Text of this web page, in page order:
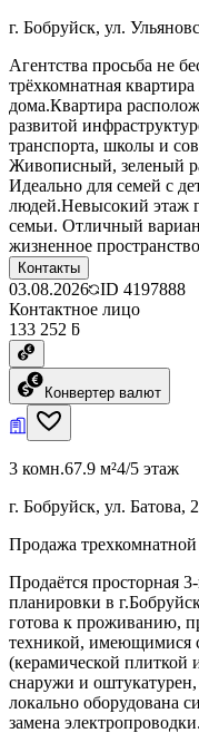
г. Бобруйск, ул.
Агентства просьба не
трёхкомнатная
дома.Квартира
развитой
транспорта, школы и
Живописный, зеленый
Идеально для семей с
людей.Невысокий этаж
семьи. Отличный
жизненное пространство
Контакты
03.08.2026 ID 4197888
Контактное лицо
133 252 ƃ
Конвертер валют
3 комн.67.9 м²4/5 этаж
г. Бобруйск, ул. Батова,
Продажа
Продаётся просторная
планировки в
готова к проживанию,
техникой, имеющимися
(керамической плиткой
снаружи и
локально оборудована
замена электропроводки.